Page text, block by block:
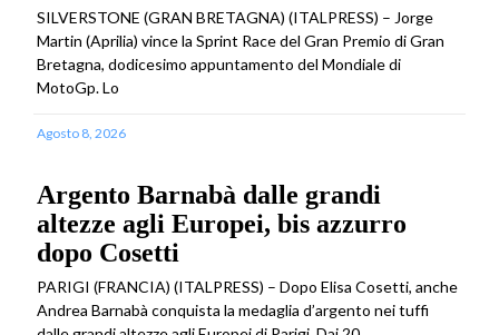
SILVERSTONE (GRAN BRETAGNA) (ITALPRESS) – Jorge
Martin (Aprilia) vince la Sprint Race del Gran Premio di Gran
Bretagna, dodicesimo appuntamento del Mondiale di
MotoGp. Lo
Agosto 8, 2026
Argento Barnabà dalle grandi
altezze agli Europei, bis azzurro
dopo Cosetti
PARIGI (FRANCIA) (ITALPRESS) – Dopo Elisa Cosetti, anche
Andrea Barnabà conquista la medaglia d’argento nei tuffi